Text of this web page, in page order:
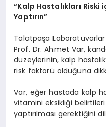
“Kalp Hastalıkları
Yaptırın”
Talatpaşa
Prof. Dr. Ahmet Var,
düzeylerinin, kalp
risk faktörü olduğuna
Var, eğer hastada kalp
vitamini eksikliği
yaptırılması gerektiğini